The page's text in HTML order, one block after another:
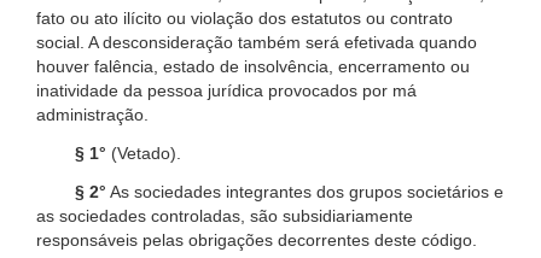
fato ou ato ilícito ou violação dos estatutos ou contrato
social. A desconsideração também será efetivada quando
houver falência, estado de insolvência, encerramento ou
inatividade da pessoa jurídica provocados por má
administração.
§ 1° (Vetado).
§ 2° As sociedades integrantes dos grupos societários e
as sociedades controladas, são subsidiariamente
responsáveis pelas obrigações decorrentes deste código.